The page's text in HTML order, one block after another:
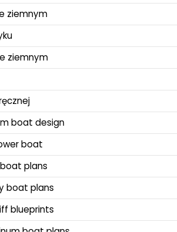
ziemnym
ziemnym
boat design
boat
plans
boat plans
blueprints